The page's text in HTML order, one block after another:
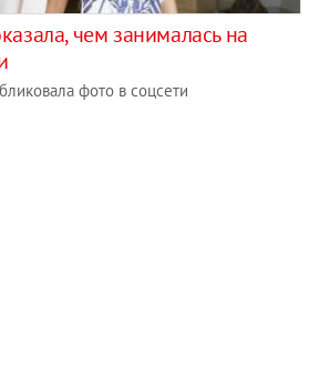
чем занималась на
фото в соцсети